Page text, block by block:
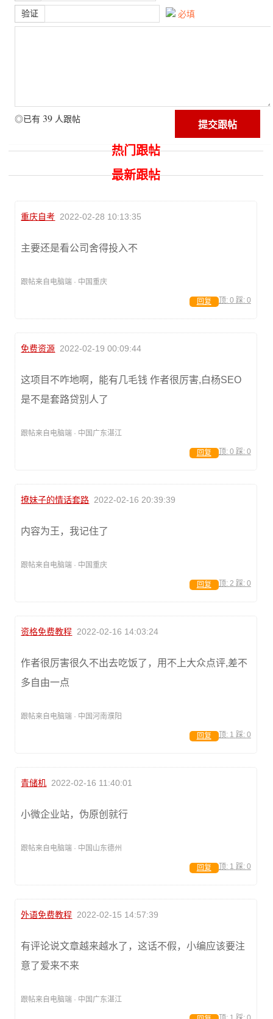
验证 必填
◎已有 39 人跟帖
热门跟帖
最新跟帖
重庆自考 2022-02-28 10:13:35
主要还是看公司舍得投入不
跟帖来自电脑端 · 中国重庆
顶: 0 踩: 0
回复
免费资源 2022-02-19 00:09:44
这项目不咋地啊，能有几毛钱 作者很厉害,白杨SEO
是不是套路贷别人了
跟帖来自电脑端 · 中国广东湛江
顶: 0 踩: 0
回复
撩妹子的情话套路 2022-02-16 20:39:39
内容为王，我记住了
跟帖来自电脑端 · 中国重庆
顶: 2 踩: 0
回复
资格免费教程 2022-02-16 14:03:24
作者很厉害很久不出去吃饭了，用不上大众点评,差不
多自由一点
跟帖来自电脑端 · 中国河南濮阳
顶: 1 踩: 0
回复
青储机 2022-02-16 11:40:01
小微企业站，伪原创就行
跟帖来自电脑端 · 中国山东德州
顶: 1 踩: 0
回复
外语免费教程 2022-02-15 14:57:39
有评论说文章越来越水了，这话不假，小编应该要注
意了爱来不来
跟帖来自电脑端 · 中国广东湛江